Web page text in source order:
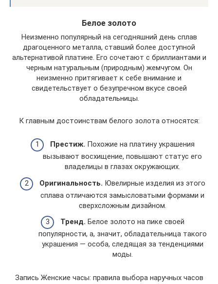
Белое золото
Неизменно популярный на сегодняшний день сплав
драгоценного металла, ставший более доступной
альтернативой платине. Его сочетают с бриллиантами и
черным натуральным (природным) жемчугом. Он
неизменно притягивает к себе внимание и
свидетельствует о безупречном вкусе своей
обладательницы.
К главным достоинствам белого золота относятся:
Престиж. Похожие на платину украшения
вызывают восхищение, повышают статус его
владелицы в глазах окружающих.
Оригинальность. Ювелирные изделия из этого
сплава отличаются замысловатыми формами и
сверхсложным дизайном.
Тренд. Белое золото на пике своей
популярности, а, значит, обладательница такого
украшения — особа, следящая за тенденциями
моды.
Запись Женские часы: правила выбора наручных часов